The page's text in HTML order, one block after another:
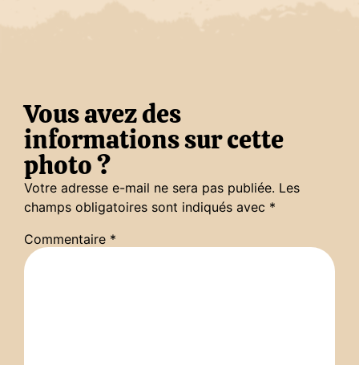
Vous avez des
informations sur cette
photo ?
Votre adresse e-mail ne sera pas publiée. Les
champs obligatoires sont indiqués avec *
Commentaire *